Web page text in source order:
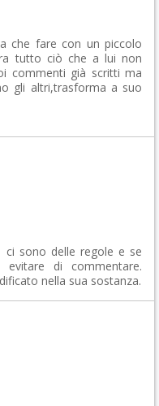
che fare con un piccolo
tutto ciò che a lui non
commenti già scritti ma
gli altri,trasforma a suo
sono delle regole e se
di commentare.
nella sua sostanza.